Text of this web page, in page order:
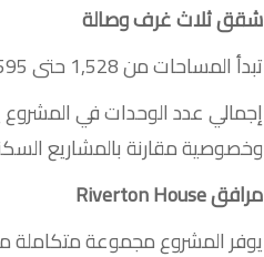
شقق ثلاث غرف وصالة
تبدأ المساحات من 1,528 حتى 1,595 قدم مربع.
وخصوصية مقارنة بالمشاريع
مرافق Riverton House
يوفر المشروع مجموعة متكاملة